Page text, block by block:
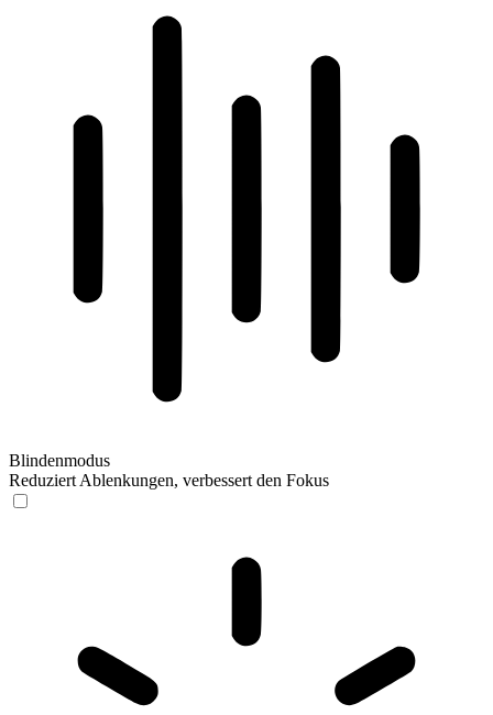
Blindenmodus
Reduziert Ablenkungen, verbessert den Fokus